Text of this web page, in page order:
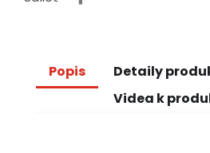
Popis
Detaily
Videa k